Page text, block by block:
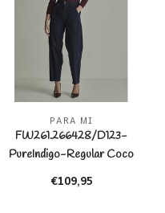
PARA MI
FW261.266428/D123-
PureIndigo-Regular Coco
City
€109,95